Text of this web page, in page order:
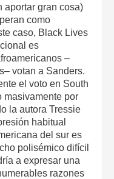
aportar gran cosa)
como
caso, Black Lives
es
–
votan a Sanders.
el voto en South
masivamente por
la autora Tressie
habitual
del sur es
polisémico difícil
a expresar una
razones